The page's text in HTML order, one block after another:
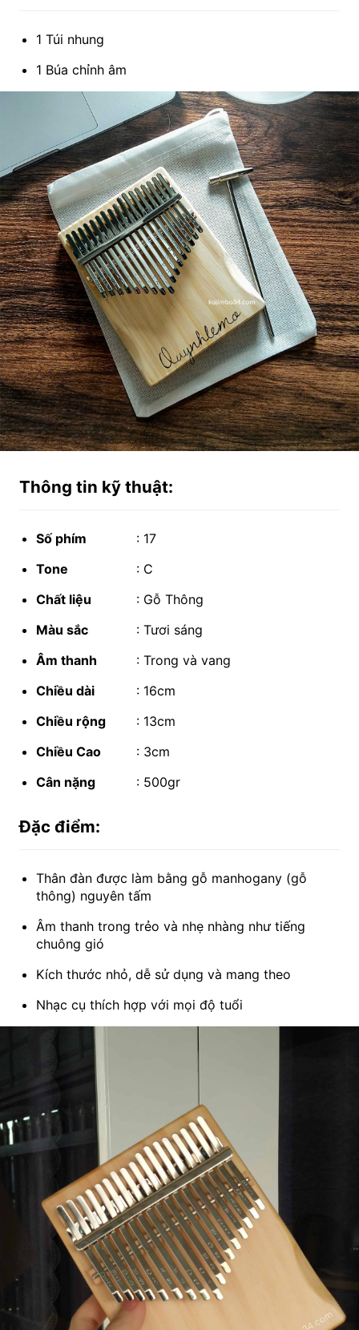
1 Túi nhung
1 Búa chỉnh âm
Thông tin kỹ thuật:
Số phím
: 17
Tone
: C
Chất liệu
: Gỗ Thông
Màu sắc
: Tươi sáng
Âm thanh
: Trong và vang
Chiều dài
: 16cm
Chiều rộng
: 13cm
Chiều Cao
: 3cm
Cân nặng
: 500gr
Đặc điểm:
Thân đàn được làm bằng gỗ manhogany (gỗ
thông) nguyên tấm
Âm thanh trong trẻo và nhẹ nhàng như tiếng
chuông gió
Kích thước nhỏ, dễ sử dụng và mang theo
Nhạc cụ thích hợp với mọi độ tuổi